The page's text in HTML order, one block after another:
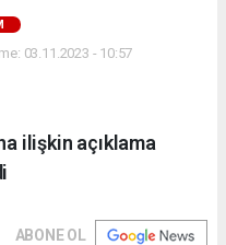
03.11.2023 - 10:57
ilişkin açıklama
ABONE OL